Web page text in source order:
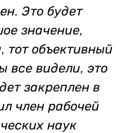
Это будет
значение,
тот объективный
все видели, это
закреплен в
член рабочей
наук